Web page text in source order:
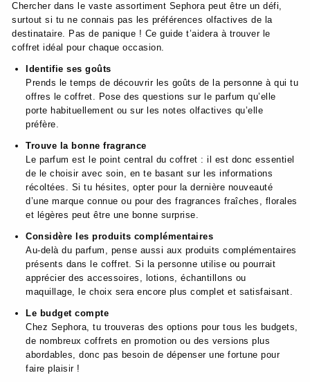
Chercher dans le vaste assortiment Sephora peut être un défi,
surtout si tu ne connais pas les préférences olfactives de la
destinataire. Pas de panique ! Ce guide t’aidera à trouver le
coffret idéal pour chaque occasion.
Identifie ses goûts
Prends le temps de découvrir les goûts de la personne à qui tu
offres le coffret. Pose des questions sur le parfum qu’elle
porte habituellement ou sur les notes olfactives qu’elle
préfère.
Trouve la bonne fragrance
Le parfum est le point central du coffret : il est donc essentiel
de le choisir avec soin, en te basant sur les informations
récoltées. Si tu hésites, opter pour la dernière nouveauté
d’une marque connue ou pour des fragrances fraîches, florales
et légères peut être une bonne surprise.
Considère les produits complémentaires
Au-delà du parfum, pense aussi aux produits complémentaires
présents dans le coffret. Si la personne utilise ou pourrait
apprécier des accessoires, lotions, échantillons ou
maquillage, le choix sera encore plus complet et satisfaisant.
Le budget compte
Chez Sephora, tu trouveras des options pour tous les budgets,
de nombreux coffrets en promotion ou des versions plus
abordables, donc pas besoin de dépenser une fortune pour
faire plaisir !